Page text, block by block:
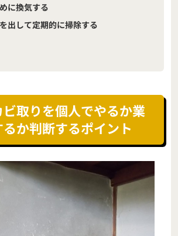
に換気する
出して定期的に掃除する
取りを個人でやるか業
か判断するポイント